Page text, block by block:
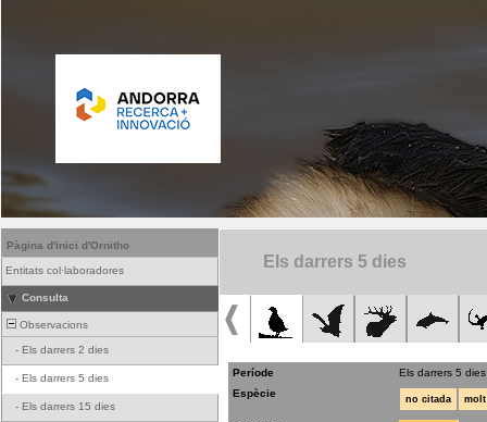
Pàgina d'inici d'Ornitho
Entitats col·laboradores
Consulta
Observacions
- Els darrers 2 dies
- Els darrers 5 dies
- Els darrers 15 dies
Els darrers 5 dies
Període
Els darrers 5 dies
Espècie
no citada